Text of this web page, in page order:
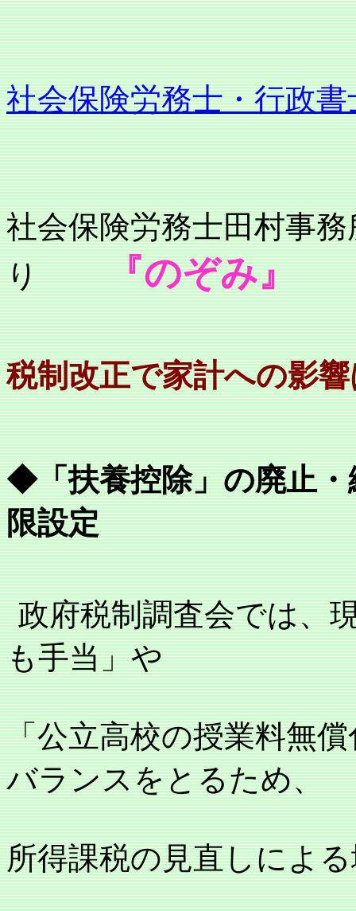
社会保険労務士・行政
社会保険労務士
り『のぞみ』
税制改正で家計への影
◆「扶養控除」の廃止・
限設定
政府税制調査会では、
も手当」や
「公立高校の授業料無
バランスをとるため、
所得課税の見直しによ